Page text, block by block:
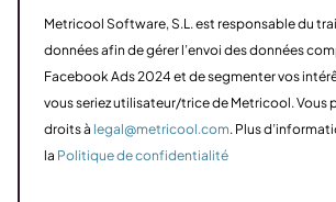
Metricool Software, S.L. est responsable du
données afin de gérer l’envoi des données
Facebook Ads 2024 et de segmenter vos
vous seriez utilisateur/trice de Metricool. Vous
droits à legal@metricool.com. Plus
la Politique de confidentialité